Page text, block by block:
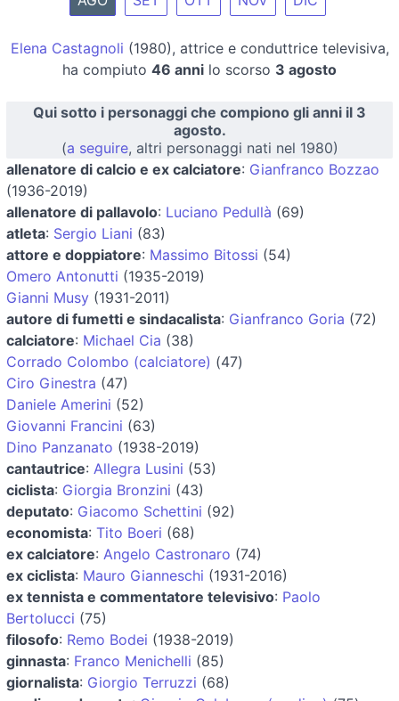
Elena Castagnoli (1980), attrice e conduttrice televisiva,
ha compiuto 46 anni lo scorso 3 agosto
Qui sotto i personaggi che compiono gli anni il 3
agosto.
(a seguire, altri personaggi nati nel 1980)
allenatore di calcio e ex calciatore: Gianfranco Bozzao
(1936-2019)
allenatore di pallavolo: Luciano Pedullà (69)
atleta: Sergio Liani (83)
attore e doppiatore: Massimo Bitossi (54)
Omero Antonutti (1935-2019)
Gianni Musy (1931-2011)
autore di fumetti e sindacalista: Gianfranco Goria (72)
calciatore: Michael Cia (38)
Corrado Colombo (calciatore) (47)
Ciro Ginestra (47)
Daniele Amerini (52)
Giovanni Francini (63)
Dino Panzanato (1938-2019)
cantautrice: Allegra Lusini (53)
ciclista: Giorgia Bronzini (43)
deputato: Giacomo Schettini (92)
economista: Tito Boeri (68)
ex calciatore: Angelo Castronaro (74)
ex ciclista: Mauro Gianneschi (1931-2016)
ex tennista e commentatore televisivo: Paolo
Bertolucci (75)
filosofo: Remo Bodei (1938-2019)
ginnasta: Franco Menichelli (85)
giornalista: Giorgio Terruzzi (68)